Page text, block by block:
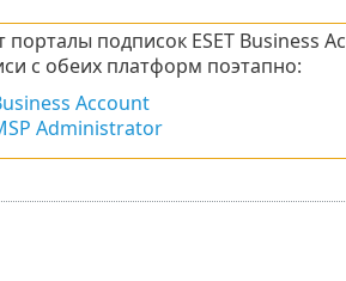
порталы подписок ESET Business
с обеих платформ поэтапно:
Account
Administrator